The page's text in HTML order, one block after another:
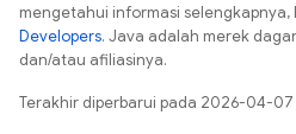
mengetahui informasi selengkapnya,
Developers. Java adalah merek
dan/atau afiliasinya.
Terakhir diperbarui pada 2026-04-07